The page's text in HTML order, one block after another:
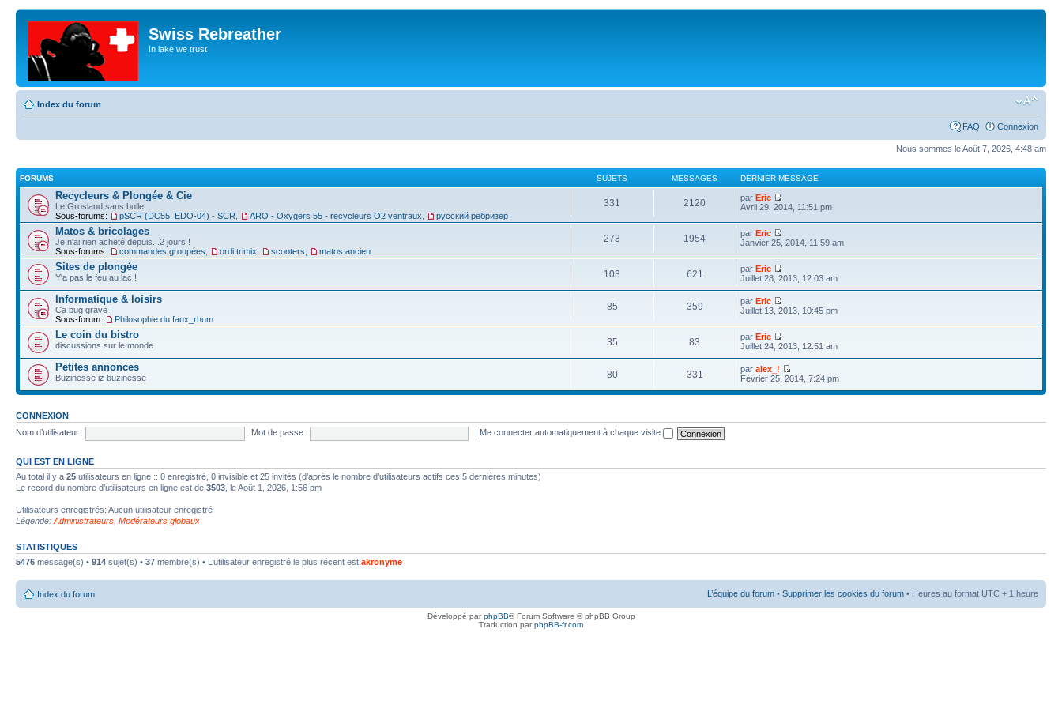
Swiss Rebreather
In lake we trust
Index du forum
FAQ Connexion
Nous sommes le Août 7, 2026, 4:48 am
FORUMS SUJETS MESSAGES DERNIER MESSAGE
Recycleurs & Plongée & Cie
Le Grosland sans bulle
Sous-forums:
pSCR (DC55, EDO-04) - SCR ARO - Oxygers 55 - recycleurs O2 ventraux русский ребризер
331 2120 parEric
Avril 29, 2014, 11:51 pm
Matos & bricolages
Je n'ai rien acheté depuis...2 jours !
Sous-forums:
commandes groupées ordi trimix scooters matos ancien
273 1954 parEric
Janvier 25, 2014, 11:59 am
Sites de plongée
Y'a pas le feu au lac ! 103 621 parEric
Juillet 28, 2013, 12:03 am
Informatique & loisirs
Ca bug grave !
Sous-forum:
Philosophie du faux_rhum
85 359 parEric
Juillet 13, 2013, 10:45 pm
Le coin du bistro
discussions sur le monde 35 83 parEric
Juillet 24, 2013, 12:51 am
Petites annonces
Buzinesse iz buzinesse 80 331 paralex_!
Février 25, 2014, 7:24 pm
CONNEXION
Nom d’utilisateur:
Mot de passe: Me connecter automatiquement à chaque visite
QUI EST EN LIGNE
Au total il y a 25 utilisateurs en ligne :: 0 enregistré, 0 invisible et 25 invités (d’après le nombre d’utilisateurs actifs ces 5 dernières minutes)
Le record du nombre d’utilisateurs en ligne est de 3503 , le Août 1, 2026, 1:56 pm
Utilisateurs enregistrés: Aucun utilisateur enregistré
Légende: Administrateurs Modérateurs globaux
STATISTIQUES
5476 message(s) • 914 sujet(s) • 37 membre(s) • L’utilisateur enregistré le plus récent est akronyme
Index du forum L’équipe du forum • Supprimer les cookies du forum • Heures au format UTC + 1 heure
Développé parphpBB® Forum Software © phpBB Group
Traduction parphpBB-fr.com